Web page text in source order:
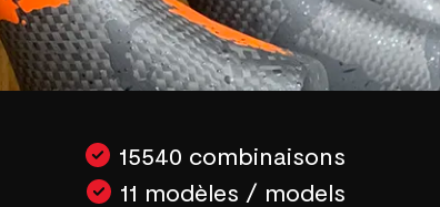
15540 combinaisons
11 modèles / models